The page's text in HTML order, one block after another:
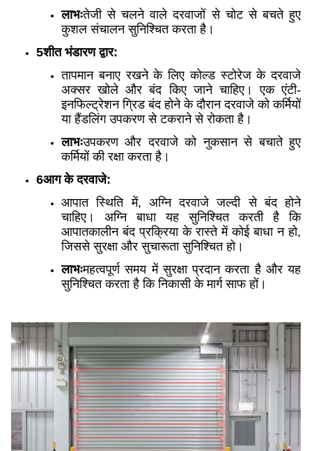
लाभःतेजी से चलने वाले दरवाजों से चोट से बचते हुए
कुशल संचालन सुनिश्चित करता है।
5शीत भंडारण द्वार:
तापमान बनाए रखने के लिए कोल्ड स्टोरेज के दरवाजे
अक्सर खोले और बंद किए जाने चाहिए। एक एंटी-
इनफिल्ट्रेशन ग्रिड बंद होने के दौरान दरवाजे को कर्मियों
या हैंडलिंग उपकरण से टकराने से रोकता है।
लाभःउपकरण और दरवाजे को नुकसान से बचाते हुए
कर्मियों की रक्षा करता है।
6आग के दरवाजे:
आपात स्थिति में, अग्नि दरवाजे जल्दी से बंद होने
चाहिए। अग्नि बाधा यह सुनिश्चित करती है कि
आपातकालीन बंद प्रक्रिया के रास्ते में कोई बाधा न हो,
जिससे सुरक्षा और सुचारूता सुनिश्चित हो।
लाभःमहत्वपूर्ण समय में सुरक्षा प्रदान करता है और यह
सुनिश्चित करता है कि निकासी के मार्ग साफ हों।